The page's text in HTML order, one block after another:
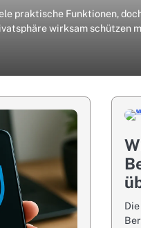
praktische Funktionen,
wirksam